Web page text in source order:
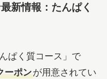
新情報：たんぱく
ぱく質コース」で
ーポンが用意されてい